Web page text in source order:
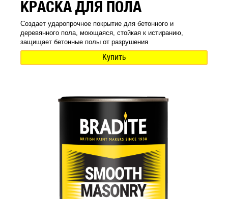
КРАСКА ДЛЯ ПОЛА
Создает ударопрочное покрытие для бетонного и
деревянного пола, моющаяся, стойкая к истиранию,
защищает бетонные полы от разрушения
Купить